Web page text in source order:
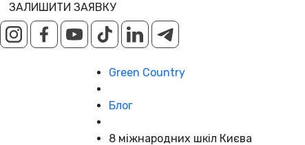
ЗАЛИШИТИ ЗАЯВКУ
Green Country
Блог
8 міжнародних шкіл Києва